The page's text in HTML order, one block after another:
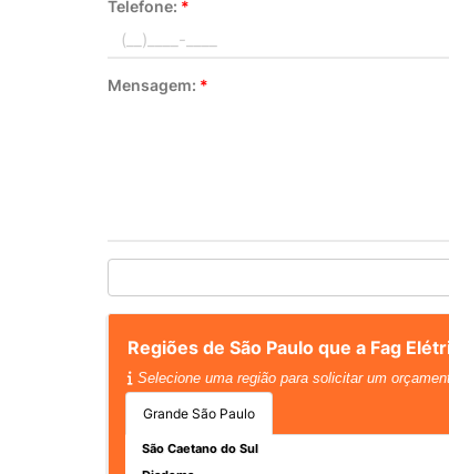
Telefone: *
Mensagem: *
Regiões de São Paulo que a Fag
Selecione uma região para solicitar um
Grande São Paulo
São Caetano do Sul